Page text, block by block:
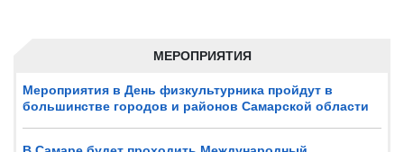
МЕРОПРИЯТИЯ
Мероприятия в День физкультурника пройдут в
большинстве городов и районов Самарской области